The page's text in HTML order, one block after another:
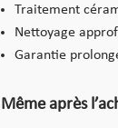
Traitement
Nettoyage
Garantie
Même après